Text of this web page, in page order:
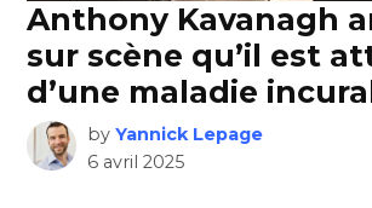
Anthony Kavanagh
sur scène qu’il est
d’une maladie
by Yannick Lepage
6 avril 2025